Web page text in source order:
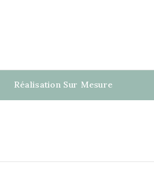
Réalisation Sur Mesure